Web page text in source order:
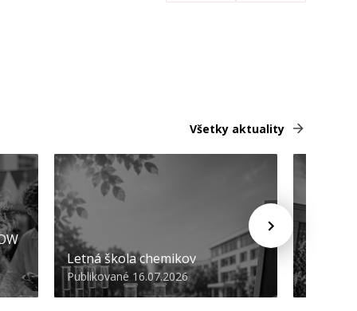
Všetky aktuality
Letná škola chemikov
Publikované 16.07.2026